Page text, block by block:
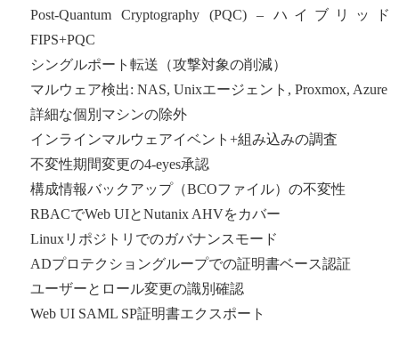
Post-Quantum Cryptography (PQC) – ハイブリッド
FIPS+PQC
シングルポート転送（攻撃対象の削減）
マルウェア検出: NAS, Unixエージェント, Proxmox, Azure
詳細な個別マシンの除外
インラインマルウェアイベント+組み込みの調査
不変性期間変更の4-eyes承認
構成情報バックアップ（BCOファイル）の不変性
RBACでWeb UIとNutanix AHVをカバー
Linuxリポジトリでのガバナンスモード
ADプロテクショングループでの証明書ベース認証
ユーザーとロール変更の識別確認
Web UI SAML SP証明書エクスポート